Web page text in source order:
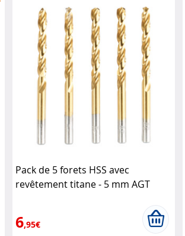
Pack de 5 forets HSS avec
revêtement titane - 5 mm AGT
6,95€